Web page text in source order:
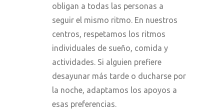
obligan a todas las personas a
seguir el mismo ritmo. En nuestros
centros, respetamos los ritmos
individuales de sueño, comida y
actividades. Si alguien prefiere
desayunar más tarde o ducharse por
la noche, adaptamos los apoyos a
esas preferencias.